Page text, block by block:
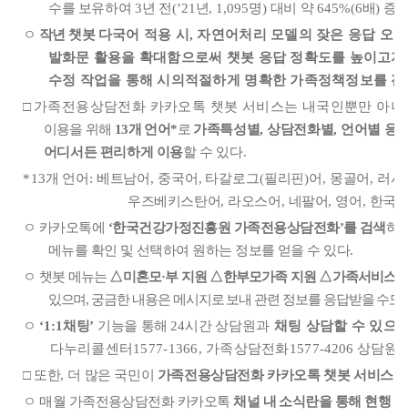
수를 보유하여 3년 전(’21년, 1,095명) 대비 약645%(6배) 증
ㅇ 작년 챗봇 다국어 적용 시 ,자연어처리 모델의 잦은 응답 오
발화문 활용을 확대함으로써 챗봇 응답 정확도를 높이고자
수정 작업을 통해 시의적절하게 명확한 가족정책정보를
□ 가족전용상담전화 카카오톡 챗봇 서비스는 내국인뿐만 아
이용을 위해 13개 언어*로 가족특성별,상담전화별, 언어별 응
어디서든 편리하게 이용할 수 있다.
*13개 언어 : 베트남어 , 중국어 , 타갈로그(필리핀)어 , 몽골어 , 러시
우즈베키스탄어, 라오스어 , 네팔어, 영어 , 한국
ㅇ 카카오톡에 ‘한국건강가정진흥원 가족전용상담전화’를 검색하
메뉴를 확인 및 선택하여 원하는 정보를 얻을 수 있다.
ㅇ 챗봇 메뉴는 △미혼모·부 지원 △한부모가족 지원 △가족서비스
있으며, 궁금한 내용은 메시지로 보내 관련 정보를 응답받을 수도
ㅇ ‘1:1채팅’ 기능을 통해24시간 상담원과 채팅 상담할 수 있으
다누리콜센터 1577-1366, 가족상담전화1577-4206 상담원
□ 또한, 더 많은 국민이 가족전용상담전화 카카오톡 챗봇 서비스
ㅇ 매월 가족전용상담전화 카카오톡채널 내 소식란을 통해 현행